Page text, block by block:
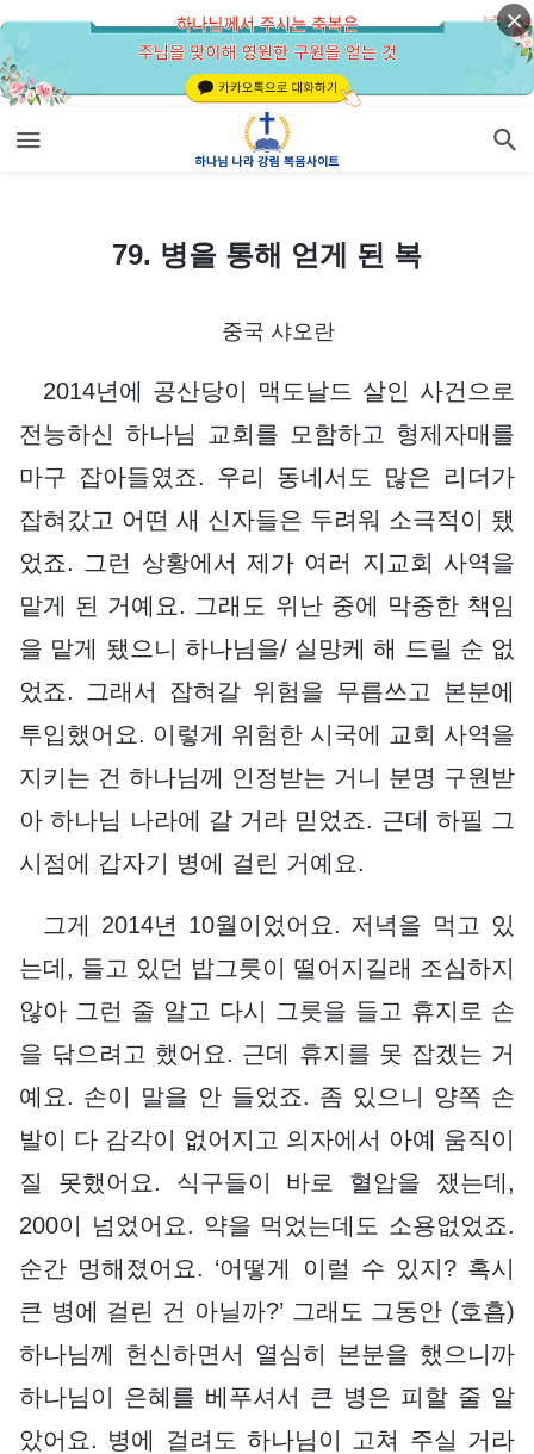
79. 병을 통해 얻게 된 복
중국 샤오란
2014년에 공산당이 맥도날드 살인 사건으로
전능하신 하나님 교회를 모함하고 형제자매를
마구 잡아들였죠. 우리 동네서도 많은 리더가
잡혀갔고 어떤 새 신자들은 두려워 소극적이 됐
었죠. 그런 상황에서 제가 여러 지교회 사역을
맡게 된 거예요. 그래도 위난 중에 막중한 책임
을 맡게 됐으니 하나님을/ 실망케 해 드릴 순 없
었죠. 그래서 잡혀갈 위험을 무릅쓰고 본분에
투입했어요. 이렇게 위험한 시국에 교회 사역을
지키는 건 하나님께 인정받는 거니 분명 구원받
아 하나님 나라에 갈 거라 믿었죠. 근데 하필 그
시점에 갑자기 병에 걸린 거예요.
그게 2014년 10월이었어요. 저녁을 먹고 있
는데, 들고 있던 밥그릇이 떨어지길래 조심하지
않아 그런 줄 알고 다시 그릇을 들고 휴지로 손
을 닦으려고 했어요. 근데 휴지를 못 잡겠는 거
예요. 손이 말을 안 들었죠. 좀 있으니 양쪽 손
발이 다 감각이 없어지고 의자에서 아예 움직이
질 못했어요. 식구들이 바로 혈압을 쟀는데,
200이 넘었어요. 약을 먹었는데도 소용없었죠.
순간 멍해졌어요. ‘어떻게 이럴 수 있지? 혹시
큰 병에 걸린 건 아닐까?’ 그래도 그동안 (호흡)
하나님께 헌신하면서 열심히 본분을 했으니까
하나님이 은혜를 베푸셔서 큰 병은 피할 줄 알
았어요. 병에 걸려도 하나님이 고쳐 주실 거라